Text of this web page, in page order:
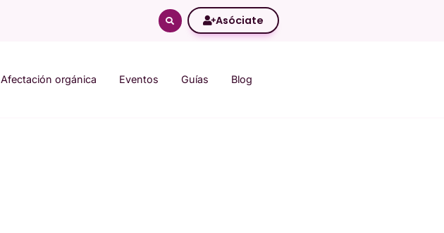
Asóciate
Afectación orgánica Eventos Guías Blog